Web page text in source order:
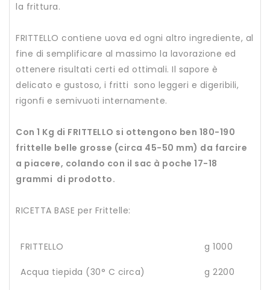
la frittura.
FRITTELLO contiene uova ed ogni altro ingrediente, al
fine di semplificare al massimo la lavorazione ed
ottenere risultati certi ed ottimali. Il sapore è
delicato e gustoso, i fritti sono leggeri e digeribili,
rigonfi e semivuoti internamente.
Con 1 Kg di FRITTELLO si ottengono ben 180-190
frittelle belle grosse (circa 45-50 mm) da farcire
a piacere, colando con il sac à poche 17-18
grammi di prodotto.
RICETTA BASE per Frittelle:
FRITTELLO g 1000
Acqua tiepida (30° C circa) g 2200